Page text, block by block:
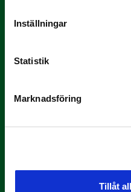
Inställningar
Statistik
Marknadsföring
Tillåt
Lagerlöf tar över i
Tillbaka i hetluften…